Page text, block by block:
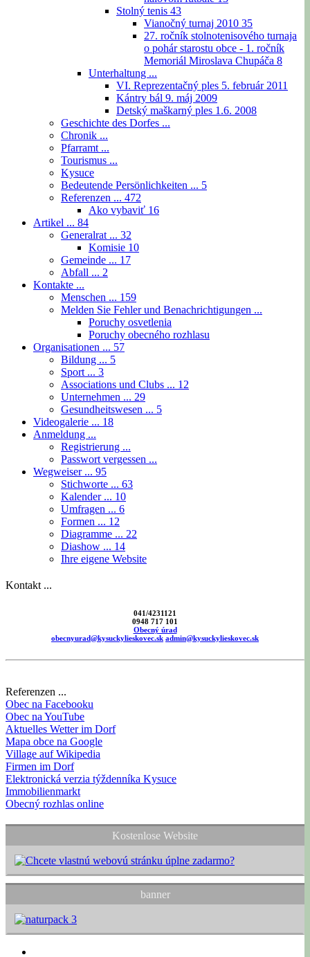
Stolný tenis 43
Vianočný turnaj 2010 35
27. ročník stolnotenisového turnaja
o pohár starostu obce - 1. ročník
Memoriál Miroslava Chupáča 8
Unterhaltung ...
VI. Reprezentačný ples 5. február 2011
Kántry bál 9. máj 2009
Detský maškarný ples 1.6. 2008
Geschichte des Dorfes ...
Chronik ...
Pfarramt ...
Tourismus ...
Kysuce
Bedeutende Persönlichkeiten ... 5
Referenzen ... 472
Ako vybaviť 16
Artikel ... 84
Generalrat ... 32
Komisie 10
Gemeinde ... 17
Abfall ... 2
Kontakte ...
Menschen ... 159
Melden Sie Fehler und Benachrichtigungen ...
Poruchy osvetlenia
Poruchy obecného rozhlasu
Organisationen ... 57
Bildung ... 5
Sport ... 3
Associations und Clubs ... 12
Unternehmen ... 29
Gesundheitswesen ... 5
Videogalerie ... 18
Anmeldung ...
Registrierung ...
Passwort vergessen ...
Wegweiser ... 95
Stichworte ... 63
Kalender ... 10
Umfragen ... 6
Formen ... 12
Diagramme ... 22
Diashow ... 14
Ihre eigene Website
Kontakt ...
041/4231121
0948 717 101
Obecný úrad
obecnyurad@kysuckylieskovec.sk admin@kysuckylieskovec.sk
Referenzen ...
Obec na Facebooku
Obec na YouTube
Aktuelles Wetter im Dorf
Mapa obce na Google
Village auf Wikipedia
Firmen im Dorf
Elektronická verzia týždenníka Kysuce
Immobilienmarkt
Obecný rozhlas online
Kostenlose Website
banner